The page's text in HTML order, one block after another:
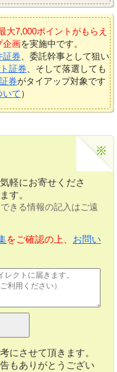
大7,000ポイントがもらえ
企画を実施中です。
証券、委託幹事として狙い
証券、そして落選しても
券がタイアップ対象です
いて ）
軽にお寄せくださ
す。
きる情報の記入はご遠
をご確認の上、 お問い
にさせて頂きます。
もありがとうござい